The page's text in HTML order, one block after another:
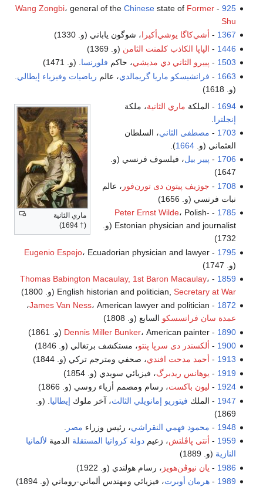
925
-
Wang Zongbi، general of the Chinesestate of Former
Shu
1367
- أشي‌كاگا يوشي‌أكيرا، شوگون ياباني (و. 1330)
1446
- الپاپا الكاذب كلمنت الثامن (و. 1369)
1503
- پييرو الثاني دي مديشي، حاكم فلورنسا . (و. 1471)
1663
- فرانشيسكو ماريا گريمالدي، عالم رياضيات وفيزياء إيطالي
(و. 1618)
ماري الثانية
(† 1694)
1694 - الملكة ماري الثانية، ملكة
إنجلترا
1703
- مصطفى الثاني، السلطان
العثماني (و.1664
).
1706
- پيير بيل، فيلسوف فرنسي (و.
1647)
1708
- جوزيف پيتون دى تورن‌فور ، عالم
نبات فرنسي (و. 1656)
1785
-
Peter Ernst Wilde، Polish-
Estonian physician and journalist (و.
1732)
1795
-
Eugenio Espejo، Ecuadorian physician and lawyer
(و. 1747)
1859
-
Thomas Babington Macaulay, 1st Baron Macaulay،
English historian and politician, Secretary at War
(و. 1800)
1872
-
James Van Ness، American lawyer and politician،
عمدة سان فرانسسكو السابع (و. 1808)
1890
-
Dennis Miller Bunker، American painter (و. 1861)
1900
- ألكسندر دى سرپا پنتو، مستكشف برتغالي (و. 1846)
1913
- أحمد مدحت افندي، صحفي ومترجم تركي (و. 1844)
1919
- يوهانس ريدبرگ، فيزيائي سويدي (و. 1854)
1924
- ليون باكست، رسام ومصمم أزياء روسي (و. 1866)
1947 - الملك فيتوريو إمانويلي الثالث، آخر ملوك إيطاليا . (و.
1869)
1948
- محمود فهمي النقراشي، رئيس وزراء مصر
1959
- أنتى پاڤلتش، زعيمدولة كرواتيا المستقلة الدمية لألمانيا
النازية (و. 1889)
1986
- يان نيوڤن‌هويز ، رسام هولندي (و. 1922)
1989
-هرمان أوبرت، فيزيائي ومهندس ألماني-روماني (و. 1894)